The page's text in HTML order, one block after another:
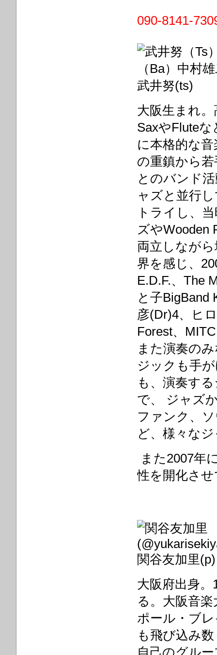
090-8141-
武井努(ts)
大阪生まれ
SaxやFlute
に本格的な
の重鎮から
とのバンド
ャズと並行
トライし、
ズやWooden
両立しなが
界を感じ、
E.D.F.、The
と子BigBand
彦(Dr)4、ヒ
Forest、
また演奏の
ジックも手
も、演奏す
で、 ジャズ
ファンク、
ど、様々な
また2007年
性を開化さ
関谷友加里
大阪府出身
る。大阪音
ポール・ブ
も飛び込み
自己のグル